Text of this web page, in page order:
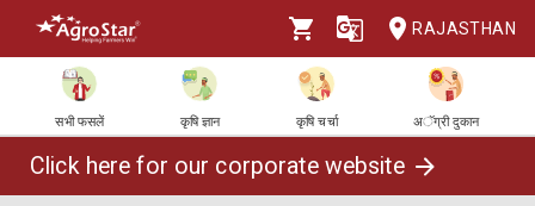
RAJASTHAN
सभी फसलें कृषि ज्ञान कृषि चर्चा अॅग्री दुकान
Click here for our corporate website